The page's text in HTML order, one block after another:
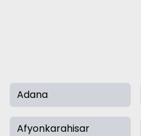
Adana
Afyonkarahisar